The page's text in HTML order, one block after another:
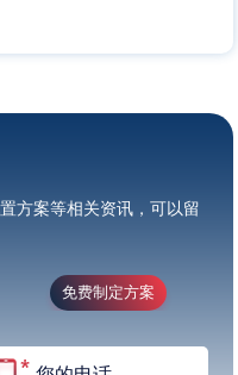
方案等相关资讯，可以留
免费制定方案